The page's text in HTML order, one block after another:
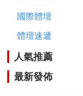
國際體壇
體壇速遞
人氣推薦
最新發佈